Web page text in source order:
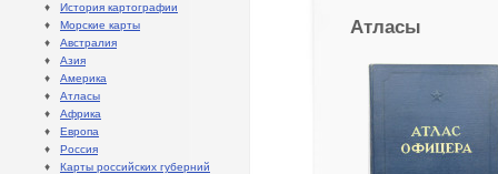
♦ История картографии
♦ Морские карты
♦ Австралия
♦ Азия
♦ Америка
♦ Атласы
♦ Африка
♦ Европа
♦ Россия
♦ Карты российских губерний
Атласы